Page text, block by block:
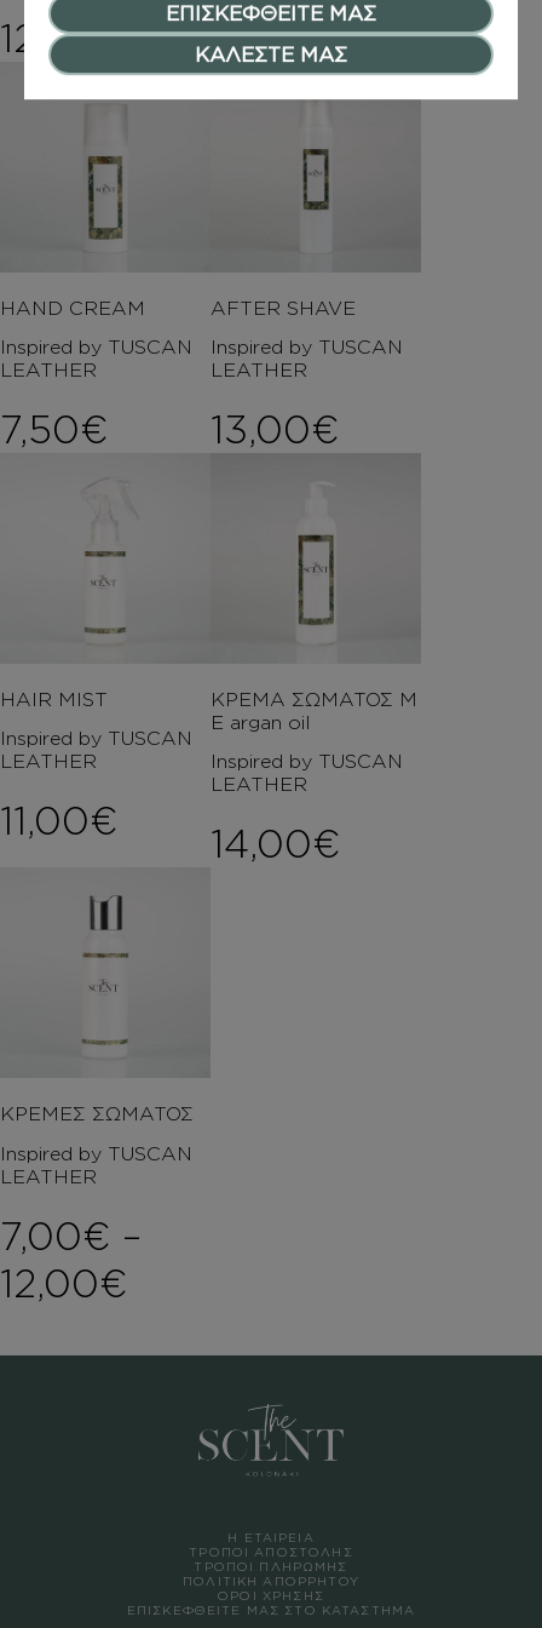
12,00€ 15,00€
HAND CREAM
Inspired by TUSCAN
LEATHER
7,50€
AFTER SHAVE
Inspired by TUSCAN
LEATHER
13,00€
HAIR MIST
Inspired by TUSCAN
LEATHER
11,00€
ΚΡΕΜΑ ΣΩΜΑΤΟΣ Μ
Ε argan oil
Inspired by TUSCAN
LEATHER
14,00€
ΚΡΕΜΕΣ ΣΩΜΑΤΟΣ
Inspired by TUSCAN
LEATHER
7,00€ –
12,00€
Η ΕΤΑΙΡΕΙΑ
ΤΡΟΠΟΙ ΑΠΟΣΤΟΛΗΣ
ΤΡΟΠΟΙ ΠΛΗΡΩΜΗΣ
ΠΟΛΙΤΙΚΗ ΑΠΟΡΡΗΤΟΥ
ΟΡΟΙ ΧΡΗΣΗΣ
ΕΠΙΣΚΕΦΘΕΙΤΕ ΜΑΣ ΣΤΟ ΚΑΤΑΣΤΗΜΑ
ΕΠΙΣΚΕΦΘΕΙΤΕ ΜΑΣ
ΚΑΛΕΣΤΕ ΜΑΣ